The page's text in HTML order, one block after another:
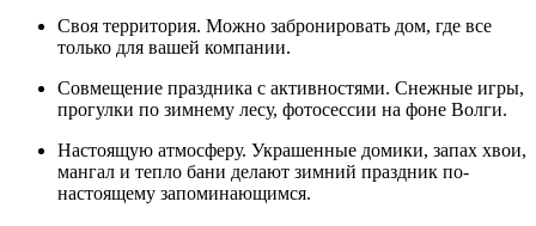
Своя территория. Можно забронировать дом, где все
только для вашей компании.
Совмещение праздника с активностями. Снежные игры,
прогулки по зимнему лесу, фотосессии на фоне Волги.
Настоящую атмосферу. Украшенные домики, запах хвои,
мангал и тепло бани делают зимний праздник по-
настоящему запоминающимся.